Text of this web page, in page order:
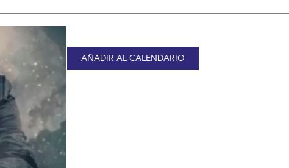
AÑADIR AL CALENDARIO